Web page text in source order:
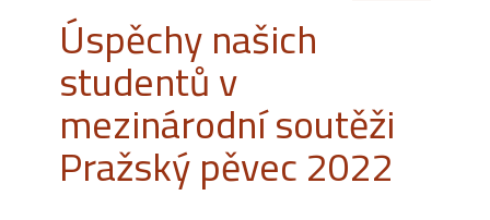
Úspěchy našich
studentů v
mezinárodní soutěži
Pražský pěvec 2022